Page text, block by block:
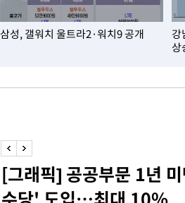
삼성, 갤워치 울트라2·워치9 공개
강
상
[그래픽] 공공부문 1년